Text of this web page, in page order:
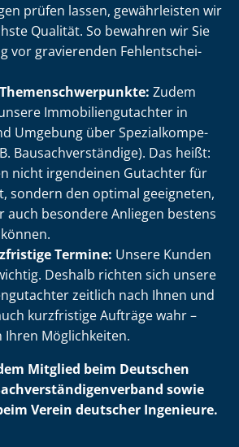
prüfen lassen, gewährleisten wir
Qualität. So bewahren wir Sie
vor gravierenden Fehl­ent­schei­
Zudem
Im­mo­bi­li­en­gut­ach­ter in
Umgebung über Spe­zi­al­kom­pe­
Bau­sach­ver­stän­di­ge). Das heißt:
nicht irgendeinen Gutachter für
sondern den optimal geeigneten,
auch besondere Anliegen bestens
Termine: Unsere Kunden
Deshalb richten sich unsere
zeitlich nach Ihnen und
kurzfristige Aufträge wahr –
Ihren Möglichkeiten.
Mitglied beim Deutschen
sowie
Verein deutscher Ingenieure.